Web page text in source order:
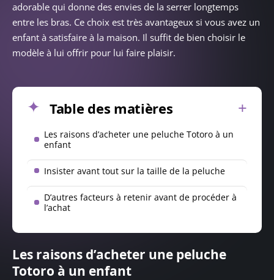
adorable qui donne des envies de la serrer longtemps
entre les bras. Ce choix est très avantageux si vous avez un
enfant à satisfaire à la maison. Il suffit de bien choisir le
modèle à lui offrir pour lui faire plaisir.
Table des matières
Les raisons d’acheter une peluche Totoro à un
enfant
Insister avant tout sur la taille de la peluche
D’autres facteurs à retenir avant de procéder à
l’achat
Les raisons d’acheter une peluche
Totoro à un enfant